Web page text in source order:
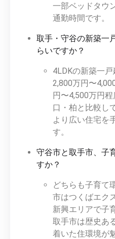
一部ベッドタウ
通勤時間です。
取手・守谷の新築一
らいですか？
4LDKの新築一
2,800万円〜
円〜4,500万円
口・柏と比較し
より広い住宅を
す。
守谷市と取手市、子
すか？
どちらも子育て
市はつくばエク
新興エリアで子
取手市は歴史あ
着いた住環境が